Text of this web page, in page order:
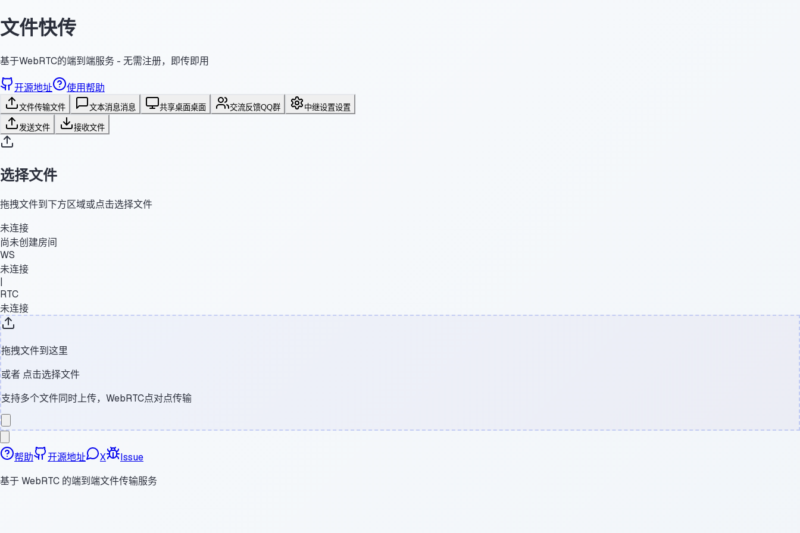
文件快传
基于WebRTC的端到端服务 - 无需注册，即传即用
开源地址 使用帮助
文件传输文件 文本消息消息 共享桌面桌面 交流反馈QQ群 中继设置设置
发送文件 接收文件
选择文件
拖拽文件到下方区域或点击选择文件
未连接
尚未创建房间
WS
未连接
|
RTC
未连接
拖拽文件到这里
或者 点击选择文件
支持多个文件同时上传，WebRTC点对点传输
帮助 开源地址 X
Issue
基于 WebRTC 的端到端文件传输服务